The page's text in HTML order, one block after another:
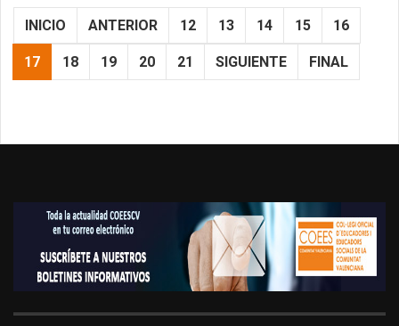
INICIO ANTERIOR 12 13 14 15 16
17 18 19 20 21 SIGUIENTE FINAL